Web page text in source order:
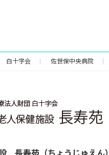
白十字会 佐世保中央病院
長寿苑（ちょうじゅえん）